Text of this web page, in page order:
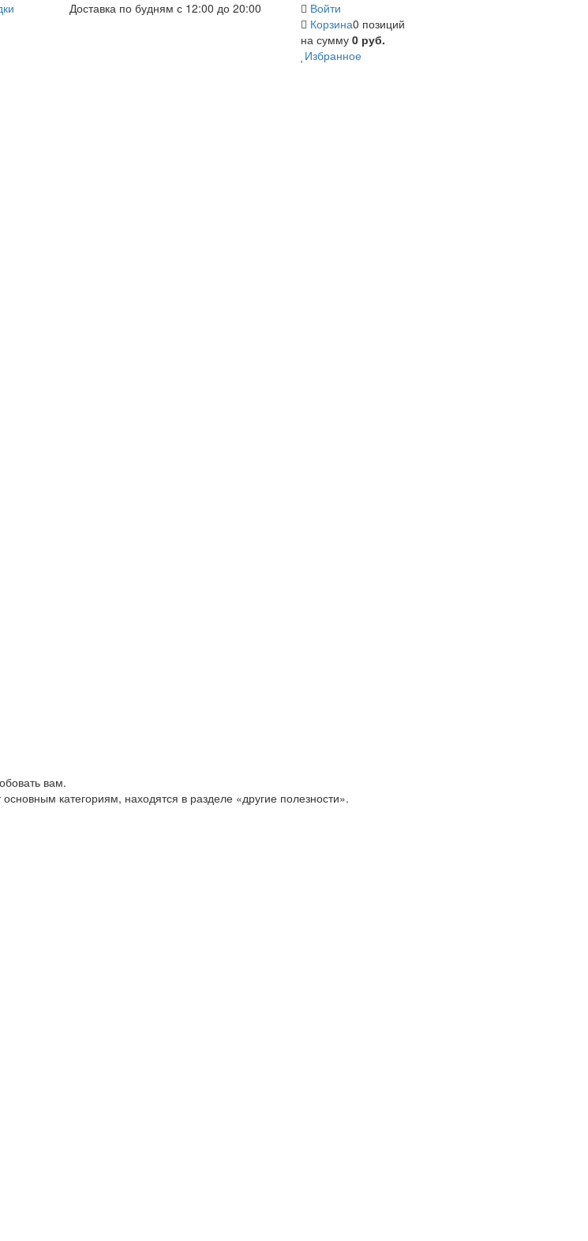
Доставка по будням с 12:00 до 20:00
Войти
Корзина0 позиций
на сумму 0 руб.
Избранное
вам.
категориям, находятся в разделе «другие полезности».